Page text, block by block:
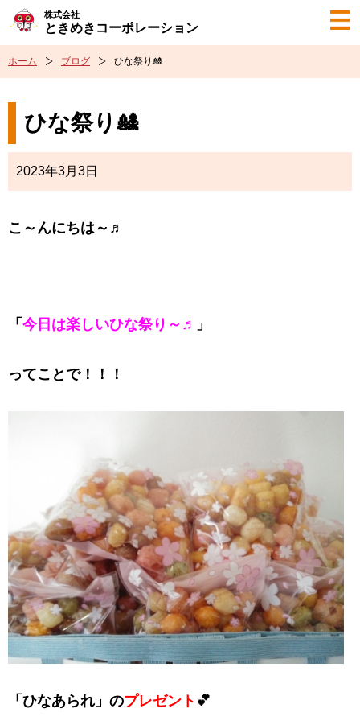
株式会社
ときめきコーポレーション
ホーム ブログ ひな祭り🎎
ひな祭り🎎
2023年3月3日
こ～んにちは～♬
「 今日は楽しいひな祭り～♬ 」
ってことで！！！
「ひなあられ」のプレゼント 💕